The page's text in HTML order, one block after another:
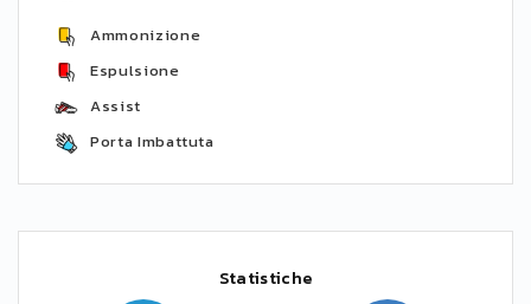
Ammonizione
Espulsione
Assist
Porta Imbattuta
Statistiche